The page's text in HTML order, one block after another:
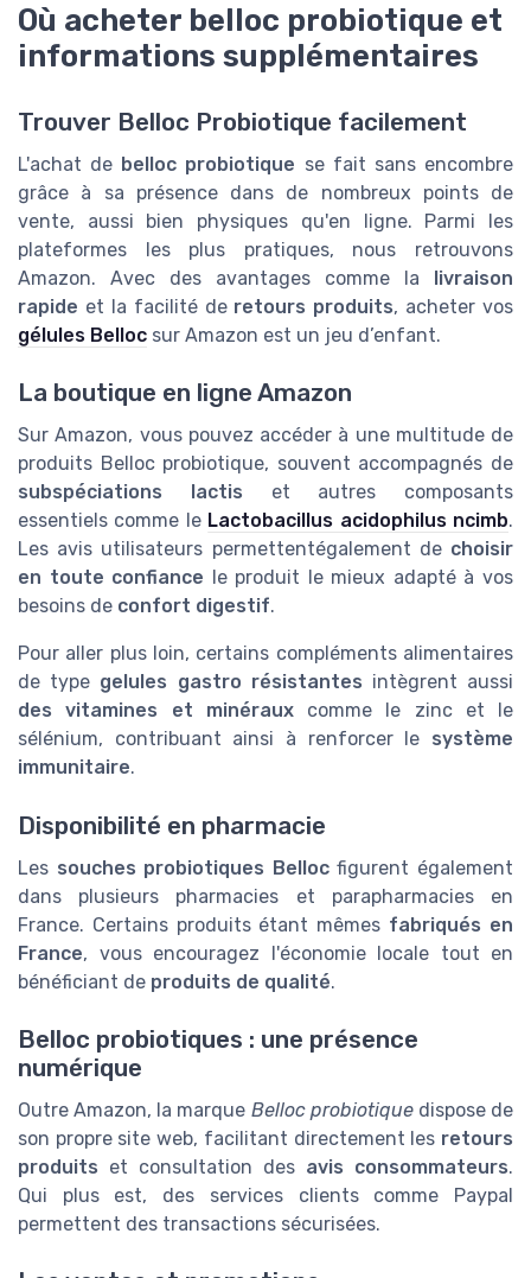
Où acheter belloc probiotique et
informations supplémentaires
Trouver Belloc Probiotique facilement
L'achat de belloc probiotique se fait sans encombre
grâce à sa présence dans de nombreux points de
vente, aussi bien physiques qu'en ligne. Parmi les
plateformes les plus pratiques, nous retrouvons
Amazon. Avec des avantages comme la livraison
rapide et la facilité de retours produits, acheter vos
gélules Belloc sur Amazon est un jeu d’enfant.
La boutique en ligne Amazon
Sur Amazon, vous pouvez accéder à une multitude de
produits Belloc probiotique, souvent accompagnés de
subspéciations lactis et autres composants
essentiels comme le Lactobacillus acidophilus ncimb.
Les avis utilisateurs permettentégalement de choisir
en toute confiance le produit le mieux adapté à vos
besoins de confort digestif.
Pour aller plus loin, certains compléments alimentaires
de type gelules gastro résistantes intègrent aussi
des vitamines et minérauxcomme le zinc et le
sélénium, contribuant ainsi à renforcer le système
immunitaire.
Disponibilité en pharmacie
Les souches probiotiques Bellocfigurent également
dans plusieurs pharmacies et parapharmacies en
France. Certains produits étant mêmes fabriqués en
France, vous encouragez l'économie locale tout en
bénéficiant de produits de qualité.
Belloc probiotiques : une présence
numérique
Outre Amazon, la marque Belloc probiotiquedispose de
son propre site web, facilitant directement les retours
produits et consultation des avis consommateurs.
Qui plus est, des services clients comme Paypal
permettent des transactions sécurisées.